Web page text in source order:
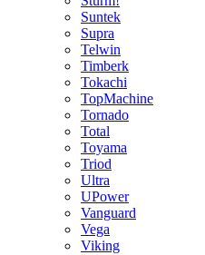
Suntek
Supra
Telwin
Timberk
Tokachi
TopMachine
Tornado
Total
Toyama
Triod
Ultra
UPower
Vanguard
Vega
Viking